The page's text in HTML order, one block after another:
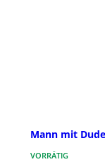
Mann mit
VORRÄTIG